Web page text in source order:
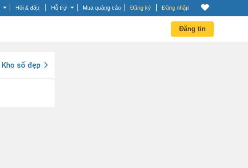
Hỏi & đáp Hỗ trợ Mua quảng cáo Đăng ký Đăng nhập
Đăng tin
Kho số đẹp